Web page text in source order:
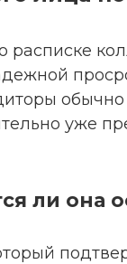
расписке
обычно
уже
ли она